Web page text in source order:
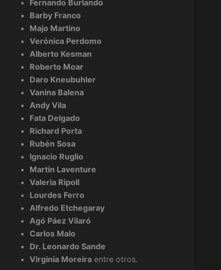
Fernando Burlando
Barby Franco
Majo Martino
Verónica Perdomo
Alberto Kesman
Roberto Moar
Daro Kneubuhler
Vanina Balena
Andy Vila
Fata Delgado
Richard Porta
Rubén Sosa
Ignacio Ruglio
Martín Laventure
Valeria Ripoll
Lourdes Ferro
Alfredo Etchegaray
Agó Páez Vilaró
Carlos Malo
Dr. Leonardo Sande
Virginia Moreira entre otros.